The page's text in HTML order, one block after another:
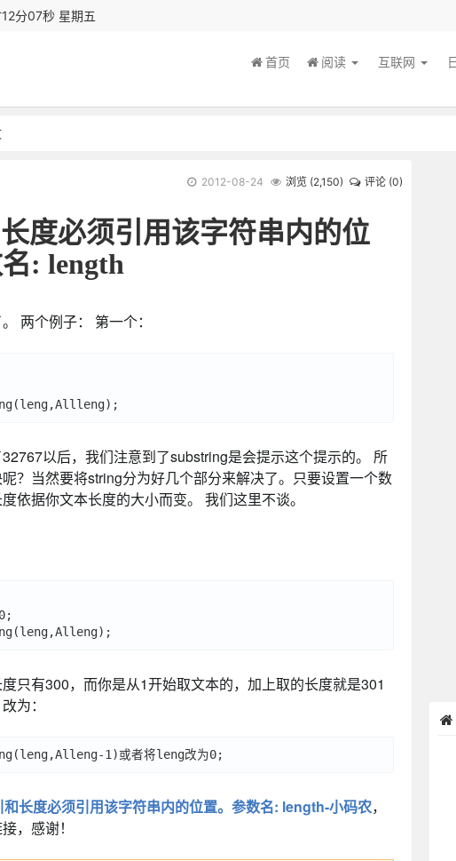
分08秒 星期五
首页 阅读 互联网
2012-08-24 浏览 (2,150) 评论 (0)
度必须引用该字符串内的位
: length
两个例子： 第一个：
以后，我们注意到了substring是会提示这个提示的。 所
？当然要将string分为好几个部分来解决了。只要设置一个数
依据你文本长度的大小而变。 我们这里不谈。
只有300，而你是从1开始取文本的，加上取的长度就是301
为：
长度必须引用该字符串内的位置。参数名: length-小码农，
，感谢！